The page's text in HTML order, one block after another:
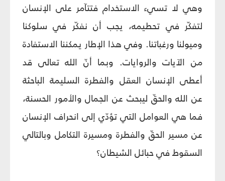
وهي لا تسيء الاستخدام فتتآمر على الإنسان
لتفكّر في تحطيمه، يجب أن نفكّر في سلوكنا
وميولنا ورغباتنا. وفي هذا الإطار يمكننا الاستفادة
من الآيات والروايات. وبما أنّ الله تعالى قد
أعطى الإنسان العقل والفطرة السليمة الباحثة
عن الله والحقّ ليبحث عن الجمال والأمور الحسنة،
فما هي العوامل التي تؤدّي إلى انحراف الإنسان
عن مسير الحقّ والفطرة ومسيرة التكامل وبالتالي
السقوط في حبائل الشيطان؟